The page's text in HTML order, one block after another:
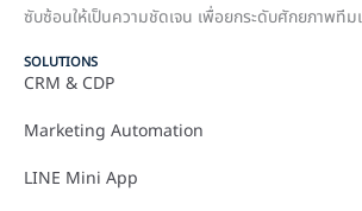
ซับซ้อนให้เป็นความชัดเจน เพื่อยกระดับศักยภาพที
SOLUTIONS
CRM & CDP
Marketing Automation
LINE Mini App